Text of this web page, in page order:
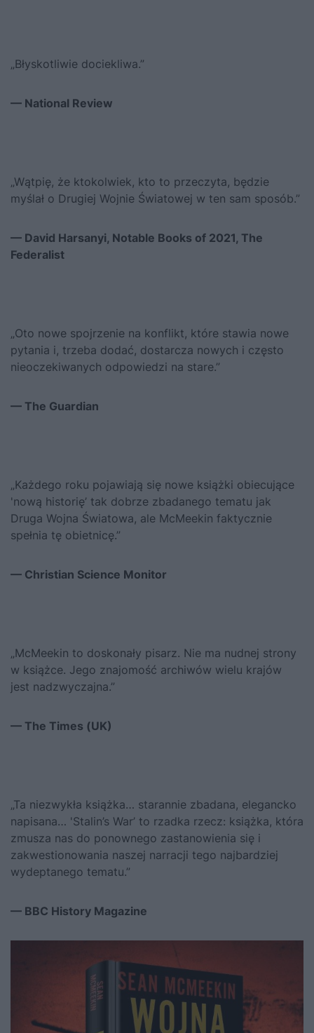
„Błyskotliwie dociekliwa.”
— National Review
„Wątpię, że ktokolwiek, kto to przeczyta, będzie
myślał o Drugiej Wojnie Światowej w ten sam sposób.”
— David Harsanyi, Notable Books of 2021, The
Federalist
„Oto nowe spojrzenie na konflikt, które stawia nowe
pytania i, trzeba dodać, dostarcza nowych i często
nieoczekiwanych odpowiedzi na stare.”
— The Guardian
„Każdego roku pojawiają się nowe książki obiecujące
'nową historię’ tak dobrze zbadanego tematu jak
Druga Wojna Światowa, ale McMeekin faktycznie
spełnia tę obietnicę.”
— Christian Science Monitor
„McMeekin to doskonały pisarz. Nie ma nudnej strony
w książce. Jego znajomość archiwów wielu krajów
jest nadzwyczajna.”
— The Times (UK)
„Ta niezwykła książka… starannie zbadana, elegancko
napisana… 'Stalin’s War’ to rzadka rzecz: książka, która
zmusza nas do ponownego zastanowienia się i
zakwestionowania naszej narracji tego najbardziej
wydeptanego tematu.”
— BBC History Magazine